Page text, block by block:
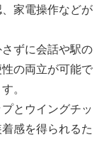
家電操作などが
ずに会話や駅の
の両立が可能で
。
とウイングチッ
感を得られるた